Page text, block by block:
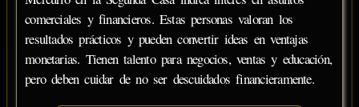
comerciales y financieros. Estas personas valoran los
resultados prácticos y pueden convertir ideas en ventajas
monetarias. Tienen talento para negocios, ventas y educación,
pero deben cuidar de no ser descuidados financieramente.